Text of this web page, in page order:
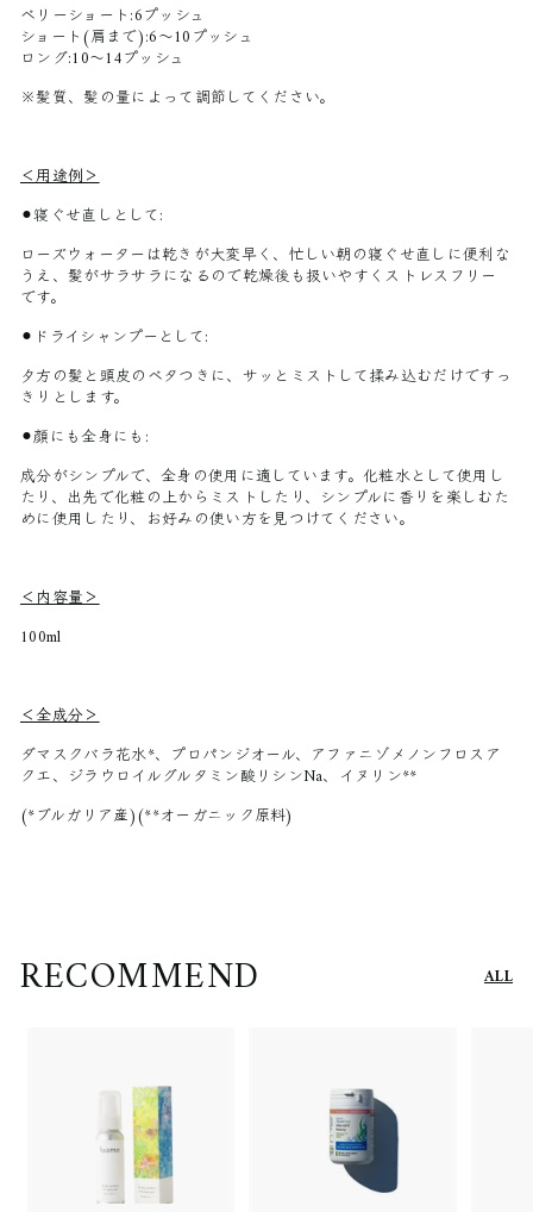
ベリーショート:6プッシュ
ショート(肩まで):6〜10プッシュ
ロング:10〜14プッシュ
※髪質、髪の量によって調節してください。
＜用途例＞
⚫︎寝ぐせ直しとして:
ローズウォーターは乾きが大変早く、忙しい朝の寝ぐせ直しに便利な
うえ、髪がサラサラになるので乾燥後も扱いやすくストレスフリー
です。
⚫︎ ドライシャンプーとして:
夕方の髪と頭皮のベタつきに、サッとミストして揉み込むだけですっ
きりとします。
⚫︎顔にも全身にも:
成分がシンプルで、全身の使用に適しています。化粧水として使用し
たり、出先で化粧の上からミストしたり、シンプルに香りを楽しむた
めに使用したり、お好みの使い方を見つけてください。
＜内容量＞
100ml
＜全成分＞
ダマスクバラ花水*、プロパンジオール、アファニゾメノンフロスア
クエ、ジラウロイルグルタミン酸リシンNa、イヌリン**
(*ブルガリア産)(**オーガニック原料)
RECOMMEND ALL